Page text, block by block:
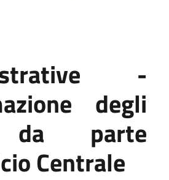
-
degli
parte
Centrale